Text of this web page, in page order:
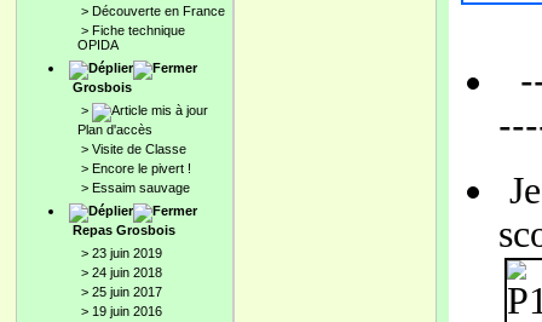
> Découverte en France
> Fiche technique
OPIDA
Grosbois
>
Plan d'accès
> Visite de Classe
> Encore le pivert !
> Essaim sauvage
Repas Grosbois
> 23 juin 2019
> 24 juin 2018
> 25 juin 2017
> 19 juin 2016